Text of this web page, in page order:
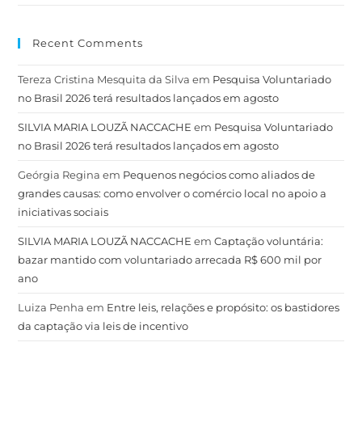
Recent Comments
Tereza Cristina Mesquita da Silva em Pesquisa Voluntariado
no Brasil 2026 terá resultados lançados em agosto
SILVIA MARIA LOUZÃ NACCACHE em Pesquisa Voluntariado
no Brasil 2026 terá resultados lançados em agosto
Geórgia Regina em Pequenos negócios como aliados de
grandes causas: como envolver o comércio local no apoio a
iniciativas sociais
SILVIA MARIA LOUZÃ NACCACHE emCaptação voluntária:
bazar mantido com voluntariado arrecada R$ 600 mil por
ano
Luiza Penha em Entre leis, relações e propósito: os bastidores
da captação via leis de incentivo